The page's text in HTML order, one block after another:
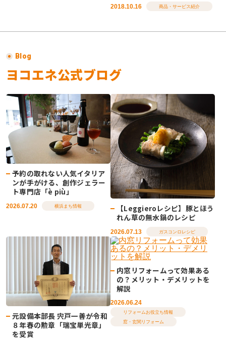
2018.10.16 商品・サービス紹介
Blog
ヨコエネ公式ブログ
予約の取れない人気イタリア
ンが手がける、創作ジェラー
ト専門店「è più」
2026.07.20 横浜まち情報
【Leggieroレシピ】豚とほう
れん草の無水鍋のレシピ
2026.07.13 ガスコンロレシピ
元設備本部長 宍戸一善が令和
８年春の勲章「瑞宝単光章」
を受賞
内窓リフォームって効果ある
の？メリット・デメリットを
解説
2026.06.24
リフォームお役立ち情報
窓・玄関リフォーム